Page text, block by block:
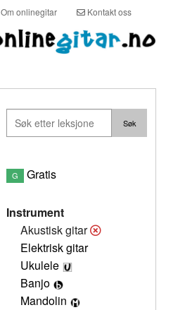
Om onlinegitar Kontakt oss
G Gratis
Instrument
Akustisk gitar
Elektrisk gitar
Ukulele
Banjo
Mandolin